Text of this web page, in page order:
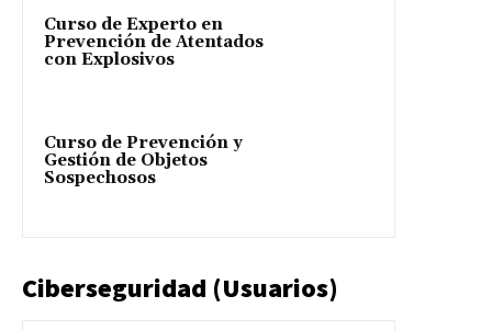
Curso de Experto en
Prevención de Atentados
con Explosivos
Curso de Prevención y
Gestión de Objetos
Sospechosos
Ciberseguridad (Usuarios)